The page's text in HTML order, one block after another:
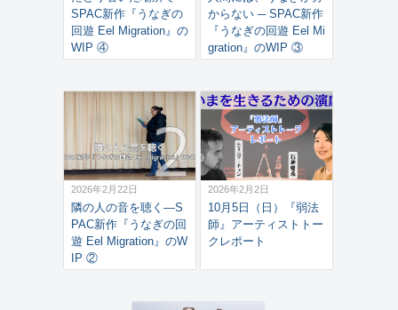
SPAC新作『うなぎの
回遊 Eel Migration』の
WIP ④
からない ─ SPAC新作
『うなぎの回遊 Eel Mi
gration』のWIP ③
2026年2月22日
隣の人の音を聴く―S
PAC新作『うなぎの回
遊 Eel Migration』のW
IP ②
2026年2月2日
10月5日（日）『弱法
師』アーティストトー
クレポート